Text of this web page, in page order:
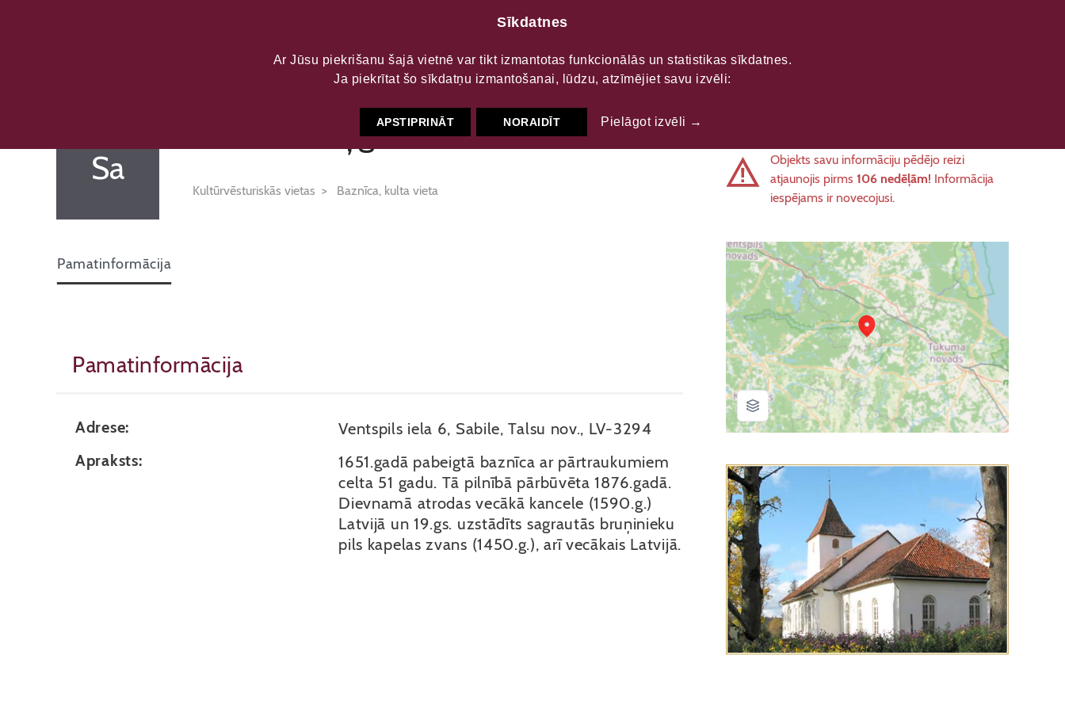
DATU PORTĀLS
Sa
Sabiles Evaņģēliski luteriskā baznīca
Kultūrvēsturiskās vietas Baznīca, kulta vieta
Pamatinformācija
Pamatinformācija
Adrese: Ventspils iela 6, Sabile, Talsu nov., LV-3294
Apraksts:
1651.gadā pabeigtā baznīca ar pārtraukumiem
celta 51 gadu. Tā pilnībā pārbūvēta 1876.gadā.
Dievnamā atrodas vecākā kancele (1590.g.)
Latvijā un 19.gs. uzstādīts sagrautās bruņinieku
pils kapelas zvans (1450.g.), arī vecākais Latvijā.
Objekts savu informāciju pēdējo reizi
atjaunojis pirms 106 nedēļām! Informācija
iespējams ir novecojusi.
Sīkdatnes
Ar Jūsu piekrišanu šajā vietnē var tikt izmantotas funkcionālās un statistikas sīkdatnes.
Ja piekrītat šo sīkdatņu izmantošanai, lūdzu, atzīmējiet savu izvēli:
APSTIPRINĀT NORAIDĪT Pielāgot izvēli →